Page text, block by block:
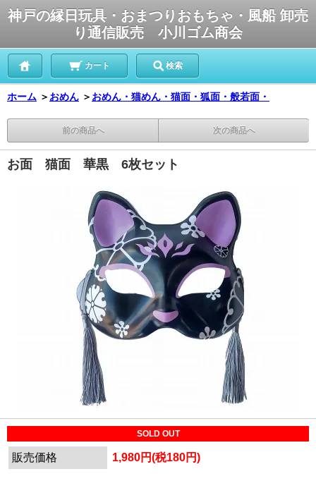
神戸の縁日玩具・おまつりおもちゃ・風船 卸売
り通信販売 小川ゴム商会
カート 検索
ホーム ＞ おめん ＞ おめん・猫めん・猫面・狐面・般若面・
前の商品へ 次の商品へ
お面 猫面 華黒 6枚セット
SOLD OUT
販売価格 1,980円(税180円)